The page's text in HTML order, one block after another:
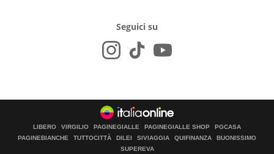
Seguici su
LIBERO VIRGILIO PAGINEGIALLE PAGINEGIALLE SHOP
PGCASA
PAGINEBIANCHE
TUTTOCITTÀ DILEI SIVIAGGIA QUIFINANZA
BUONISSIMO
SUPEREVA